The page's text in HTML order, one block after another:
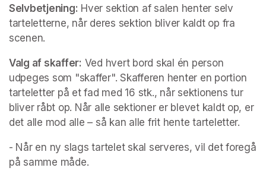
Selvbetjening: Hver sektion af salen henter selv
tarteletterne, når deres sektion bliver kaldt op fra
scenen.
Valg af skaffer: Ved hvert bord skal én person
udpeges som "skaffer". Skafferen henter en portion
tarteletter på et fad med 16 stk., når sektionens tur
bliver råbt op. Når alle sektioner er blevet kaldt op, er
det alle mod alle – så kan alle frit hente tarteletter.
- Når en ny slags tartelet skal serveres, vil det foregå
på samme måde.